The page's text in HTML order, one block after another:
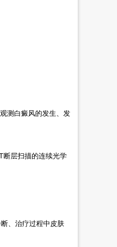
测白癜风的发生、发
层扫描的连续光学
、治疗过程中皮肤